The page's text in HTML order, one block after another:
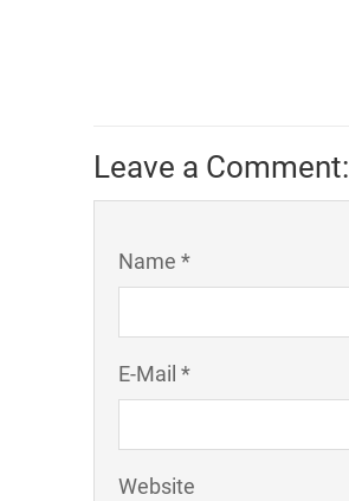
Leave a Comment:
Name *
E-Mail *
Website